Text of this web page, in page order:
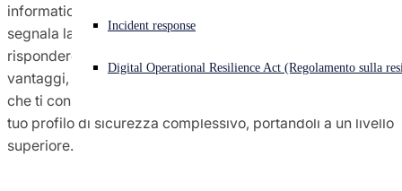
Incident response
Digital Operational Resilience Act (Regolamento sulla
informatiche e comportamenti anomali nell’intera rete,
segnala la presenza di eventuali attacchi ed è in grado di
rispondere agli incidenti per conto tuo. Oltre a tutti questi
vantaggi, una soluzione NDR offre approfondimenti utili,
che ti consentono di ottimizzare la protezione della rete e il
tuo profilo di sicurezza complessivo, portandoli a un livello
superiore.